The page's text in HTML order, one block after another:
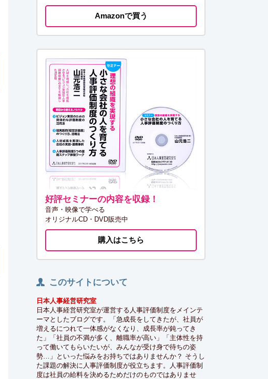
Amazonで買う
好評セミナーの内容を収録！
音声・映像で学べる
オリジナルCD・DVD販売中
購入はこちら
このサイトについて
日本人事経営研究室
日本人事経営研究室が運営する人事評価制度をメインテ
ーマとしたブログです。「急成長をしてきたが、社員が
増えるにつれて一体感がなくなり、成長率が鈍ってき
た」「社員の不満が多く、離職率が高い」「主体性を持
って働いてもらいたいが、みんなが受け身で待ちの姿
勢…」といった悩みをお持ちではありませんか？ そうし
た課題の解決に人事評価制度が役立ちます。人事評価制
度は社員の給料を決めるためだけのものではありませ